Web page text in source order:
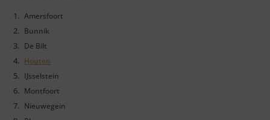
Amersfoort
Bunnik
De Bilt
Houten
IJsselstein
Montfoort
Nieuwegein